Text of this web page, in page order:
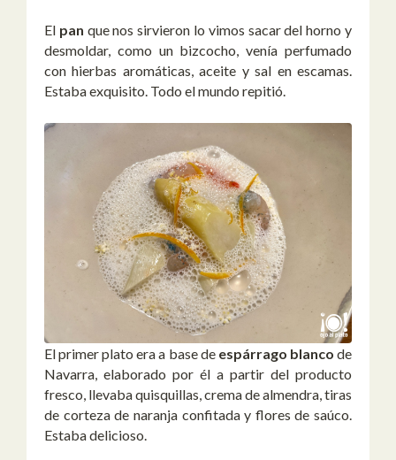
El pan que nos sirvieron lo vimos sacar del horno y
desmoldar, como un bizcocho, venía perfumado
con hierbas aromáticas, aceite y sal en escamas.
Estaba exquisito. Todo el mundo repitió.
El primer plato era a base de espárrago blanco de
Navarra, elaborado por él a partir del producto
fresco, llevaba quisquillas, crema de almendra, tiras
de corteza de naranja confitada y flores de saúco.
Estaba delicioso.